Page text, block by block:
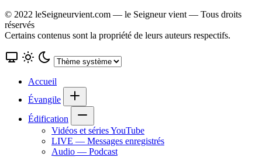
© 2022 leSeigneurvient.com — le Seigneur vient — Tous droits
réservés
Certains contenus sont la propriété de leurs auteurs respectifs.
Accueil
Évangile
Édification
Vidéos et séries YouTube
LIVE — Messages enregistrés
Audio — Podcast